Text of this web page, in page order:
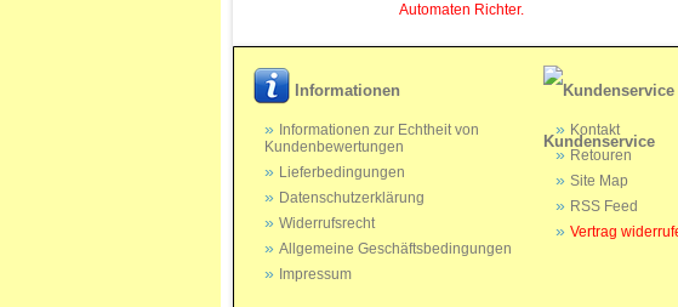
Automaten Richter.
Informationen
Informationen zur Echtheit von
Kundenbewertungen
Lieferbedingungen
Datenschutzerklärung
Widerrufsrecht
Allgemeine Geschäftsbedingungen
Impressum
Kundenservice
Kontakt
Retouren
Site Map
RSS Feed
Vertrag